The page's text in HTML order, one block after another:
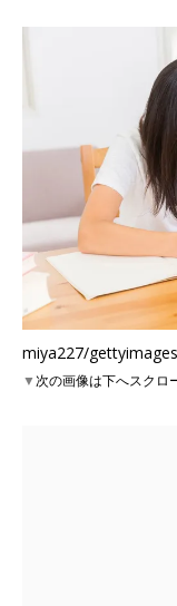
miya227/gettyimages
▼次の画像は下へスクロ